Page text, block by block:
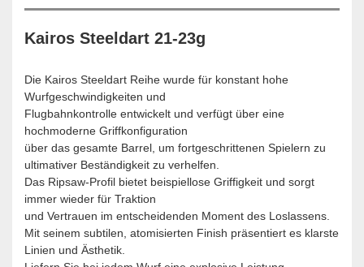
Kairos Steeldart 21-23g
Die Kairos Steeldart Reihe wurde für konstant hohe
Wurfgeschwindigkeiten und
Flugbahnkontrolle entwickelt und verfügt über eine
hochmoderne Griffkonfiguration
über das gesamte Barrel, um fortgeschrittenen Spielern zu
ultimativer Beständigkeit zu verhelfen.
Das Ripsaw-Profil bietet beispiellose Griffigkeit und sorgt
immer wieder für Traktion
und Vertrauen im entscheidenden Moment des Loslassens.
Mit seinem subtilen, atomisierten Finish präsentiert es klarste
Linien und Ästhetik.